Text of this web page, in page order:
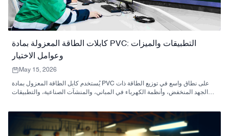
كابلات الطاقة المعزولة بمادة PVC: التطبيقات والميزات
وعوامل الاختيار
May 15, 2026
يُستخدم كابل الطاقة المعزول بمادة PVC على نطاق واسع في توزيع الطاقة ذات
الجهد المنخفض، وأنظمة الكهرباء في المباني، والمنشآت الصناعية، والتطبيقات